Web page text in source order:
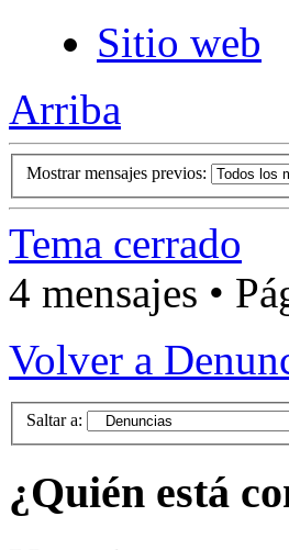
Sitio web
Arriba
Mostrar mensajes previos:
Tema cerrado
4 mensajes •
Volver a
Saltar a:
¿Quién está